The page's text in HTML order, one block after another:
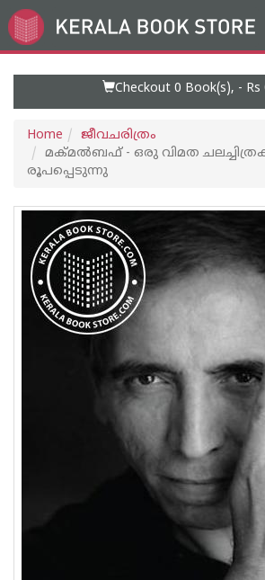
Go
to
Checkout 0 Book(s), - Rs
Home
ജീവചരിത്രം
മക്മല്‍ബഫ് - ഒരു വിമത
രൂപപ്പെടുന്നു